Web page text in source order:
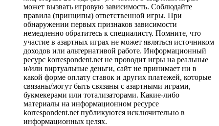
может вызвать игровую зависимость. Соблюдайте
правила (принципы) ответственной игры. При
обнаружении первых признаков зависимости
немедленно обратитесь к специалисту. Помните, что
участие в азартных играх не может являться источником
доходов или альтернативой работе. Информационный
ресурс korrespondent.net не проводит игры на реальные
и/или виртуальные деньги, сайт не принимает ни в
какой форме оплату ставок и других платежей, которые
связаны/могут быть связаны с азартными играми,
букмекерами или тотализаторами. Какие-либо
материалы на информационном ресурсе
korrespondent.net публикуются исключительно в
информационных целях.